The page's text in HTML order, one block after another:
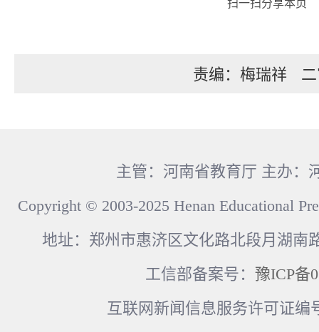
扫一扫分享本页
责编：梅瑞祥
主管：河南省教育厅 主办：
Copyright © 2003-2025 Henan Educational
地址：郑州市惠济区文化路北段月湖南
工信部备案号： 豫ICP备
互联网新闻信息服务许可证编